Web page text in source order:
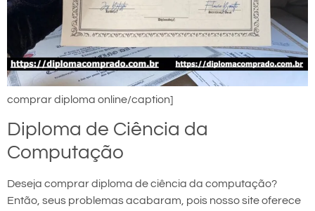
comprar diploma online/caption]
Diploma de Ciência da
Computação
Deseja comprar diploma de ciência da computação?
Então, seus problemas acabaram, pois nosso site oferece